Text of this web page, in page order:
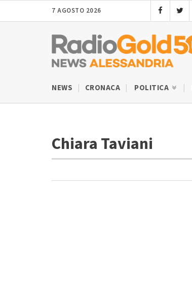
7 AGOSTO 2026
NEWS CRONACA POLITICA
Chiara Taviani